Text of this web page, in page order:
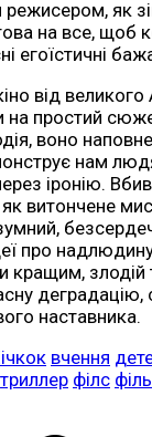
режисером, як
на все, щоб
егоїстичні
від
простий
воно
нам
іронію.
витончене
про
кращим, злодій
наставника.
вчення
триллер філс